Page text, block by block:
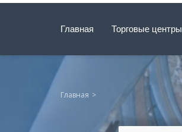
Главная Торговые центры
Главная